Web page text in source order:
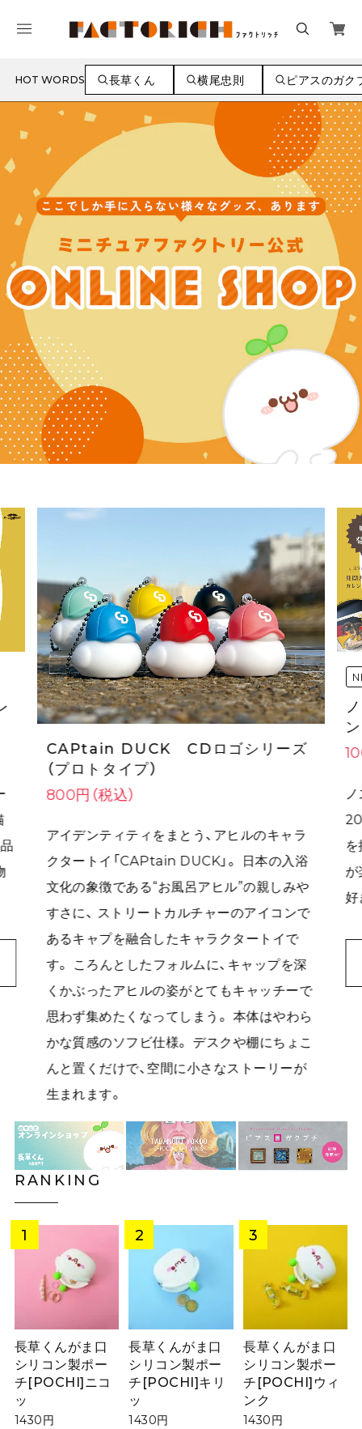
HOT WORDS 長草くん 横尾忠則 ピアスのガク
CAPtain DUCK CDロゴシリーズ
（プロトタイプ）
800円（税込）
アイデンティティをまとう、アヒルのキャラ
クタートイ「CAPtain DUCK」。 日本の入浴
文化の象徴である“お風呂アヒル”の親しみや
すさに、 ストリートカルチャーのアイコンで
あるキャプを融合したキャラクタートイで
す。 ころんとしたフォルムに、キャップを深
くかぶったアヒルの姿がとてもキャッチーで
思わず集めたくなってしまう。 本体はやわら
かな質感のソフビ仕様。 デスクや棚にちょこ
んと置くだけで、空間に小さなストーリーが
生まれます。
が
好
RANKING
長草くんがま口
シリコン製ポー
チ[POCHI]ニコ
ッ
1430円
長草くんがま口
シリコン製ポー
チ[POCHI]キリ
ッ
1430円
長草くんがま口
シリコン製ポー
チ[POCHI]ウィ
ンク
1430円